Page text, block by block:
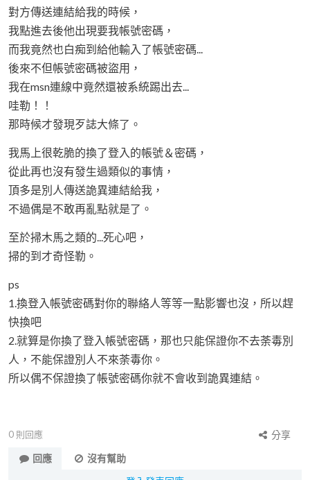
對方傳送連結給我的時候，
我點進去後他出現要我帳號密碼，
而我竟然也白痴到給他輸入了帳號密碼...
後來不但帳號密碼被盜用，
我在msn連線中竟然還被系統踢出去...
哇勒！！
那時候才發現歹誌大條了。
我馬上很乾脆的換了登入的帳號＆密碼，
從此再也沒有發生過類似的事情，
頂多是別人傳送詭異連結給我，
不過偶是不敢再亂點就是了。
至於掃木馬之類的...死心吧，
掃的到才奇怪勒。
ps
1.換登入帳號密碼對你的聯絡人等等一點影響也沒，所以趕
快換吧
2.就算是你換了登入帳號密碼，那也只能保證你不去荼毒別
人，不能保證別人不來荼毒你。
所以偶不保證換了帳號密碼你就不會收到詭異連結。
0 則回應
分享
回應
沒有幫助